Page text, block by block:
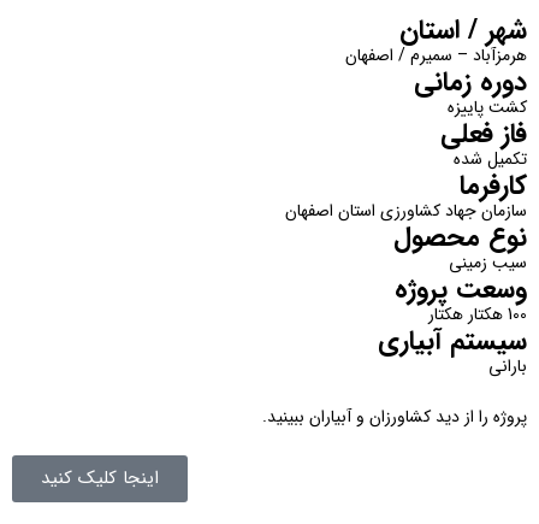
شهر / استان
هرمزآباد – سمیرم / اصفهان
دوره زمانی
کشت پاییزه
فاز فعلی
تکمیل شده
کارفرما
سازمان جهاد کشاورزی استان اصفهان
نوع محصول
سیب زمینی
وسعت پروژه
100 هکتار هکتار
سیستم آبیاری
بارانی
پروژه را از دید کشاورزان و آبیاران ببینید.
اینجا کلیک کنید